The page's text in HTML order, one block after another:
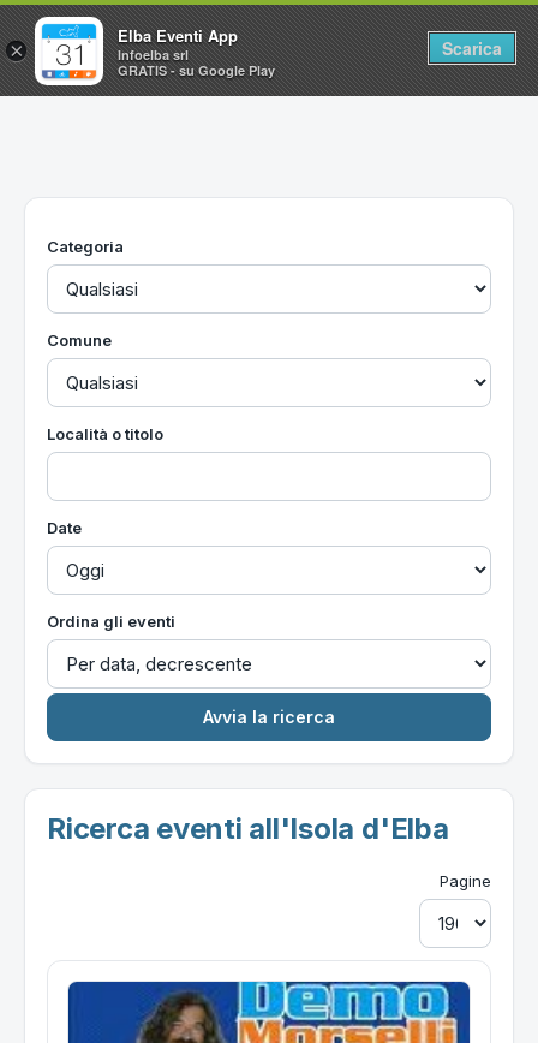
Home
Utilità
Categoria
Comune
Località o titolo
Date
Ordina gli eventi
Ricerca eventi all'Isola d'Elba
Pagine
×
Elba Eventi App
Infoelba srl
GRATIS - su Google Play
Scarica